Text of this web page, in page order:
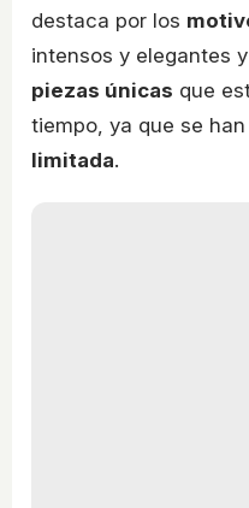
destaca por los
intensos y elegantes
piezas únicas que
tiempo, ya que se
limitada.